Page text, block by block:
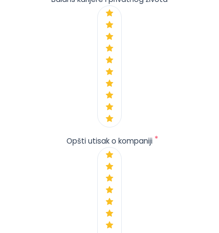
Opšti utisak o kompaniji *